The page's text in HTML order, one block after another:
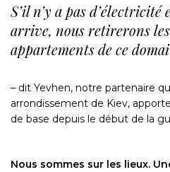
S’il n’y a pas
arrive, nous retirerons
appartements de ce
– dit Yevhen, notre partenaire
arrondissement de Kiev,
de base depuis le début de la
Nous sommes sur les lieux.